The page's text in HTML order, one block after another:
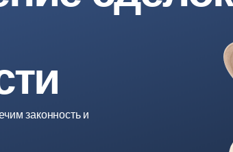
законность и